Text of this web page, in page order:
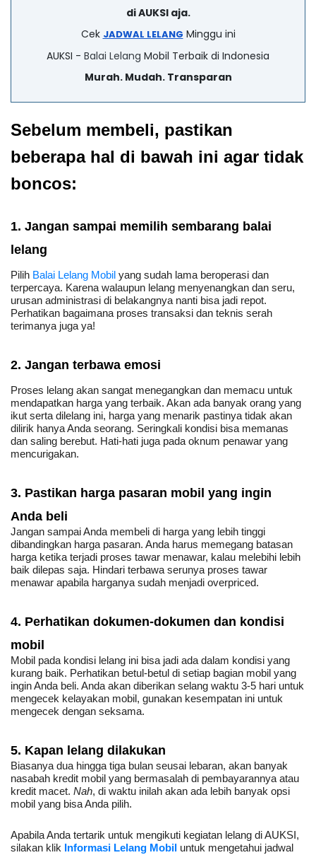
di AUKSI aja.
Cek JADWAL LELANG Minggu ini
AUKSI - Balai Lelang Mobil Terbaik di Indonesia
Murah. Mudah. Transparan
Sebelum membeli, pastikan
beberapa hal di bawah ini agar tidak
boncos:
1. Jangan sampai memilih sembarang balai
lelang
Pilih Balai Lelang Mobil yang sudah lama beroperasi dan
terpercaya. Karena walaupun lelang menyenangkan dan seru,
urusan administrasi di belakangnya nanti bisa jadi repot.
Perhatikan bagaimana proses transaksi dan teknis serah
terimanya juga ya!
2. Jangan terbawa emosi
Proses lelang akan sangat menegangkan dan memacu untuk
mendapatkan harga yang terbaik. Akan ada banyak orang yang
ikut serta dilelang ini, harga yang menarik pastinya tidak akan
dilirik hanya Anda seorang. Seringkali kondisi bisa memanas
dan saling berebut. Hati-hati juga pada oknum penawar yang
mencurigakan.
3. Pastikan harga pasaran mobil yang ingin
Anda beli
Jangan sampai Anda membeli di harga yang lebih tinggi
dibandingkan harga pasaran. Anda harus memegang batasan
harga ketika terjadi proses tawar menawar, kalau melebihi lebih
baik dilepas saja. Hindari terbawa serunya proses tawar
menawar apabila harganya sudah menjadi overpriced.
4. Perhatikan dokumen-dokumen dan kondisi
mobil
Mobil pada kondisi lelang ini bisa jadi ada dalam kondisi yang
kurang baik. Perhatikan betul-betul di setiap bagian mobil yang
ingin Anda beli. Anda akan diberikan selang waktu 3-5 hari untuk
mengecek kelayakan mobil, gunakan kesempatan ini untuk
mengecek dengan seksama.
5. Kapan lelang dilakukan
Biasanya dua hingga tiga bulan seusai lebaran, akan banyak
nasabah kredit mobil yang bermasalah di pembayarannya atau
kredit macet. Nah, di waktu inilah akan ada lebih banyak opsi
mobil yang bisa Anda pilih.
Apabila Anda tertarik untuk mengikuti kegiatan lelang di AUKSI,
silakan klik Informasi Lelang Mobil untuk mengetahui jadwal